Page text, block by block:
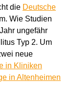
die Deutsche
Wie Studien
ungefähr
Typ 2. Um
neue
in Kliniken
in Altenheimen